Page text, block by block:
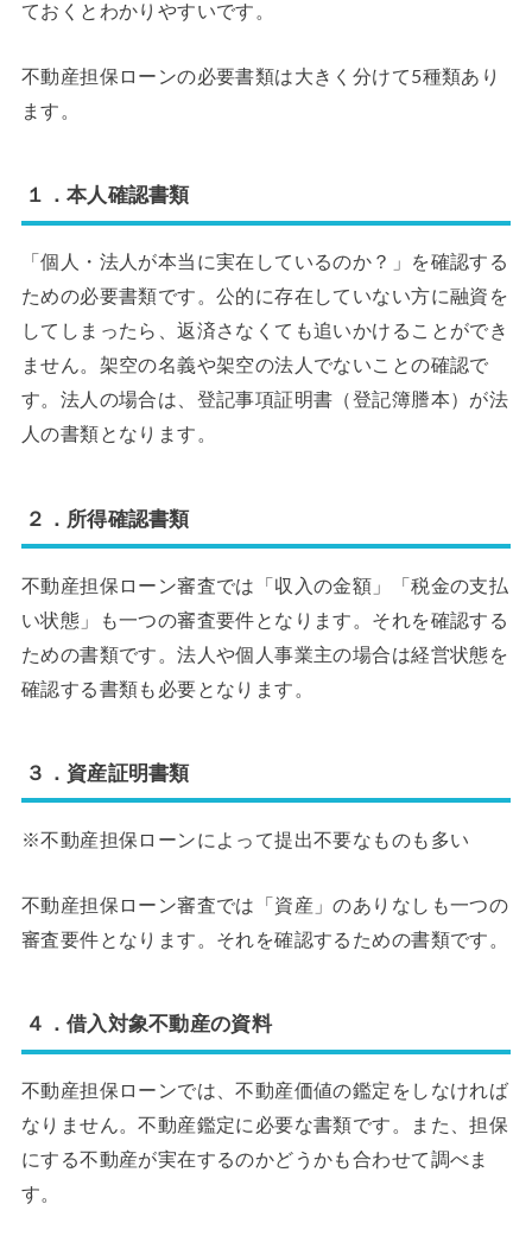
ておくとわかりやすいです。
不動産担保ローンの必要書類は大きく分けて5種類あり
ます。
１．本人確認書類
「個人・法人が本当に実在しているのか？」を確認する
ための必要書類です。公的に存在していない方に融資を
してしまったら、返済さなくても追いかけることができ
ません。架空の名義や架空の法人でないことの確認で
す。法人の場合は、登記事項証明書（登記簿謄本）が法
人の書類となります。
２．所得確認書類
不動産担保ローン審査では「収入の金額」「税金の支払
い状態」も一つの審査要件となります。それを確認する
ための書類です。法人や個人事業主の場合は経営状態を
確認する書類も必要となります。
３．資産証明書類
※不動産担保ローンによって提出不要なものも多い
不動産担保ローン審査では「資産」のありなしも一つの
審査要件となります。それを確認するための書類です。
４．借入対象不動産の資料
不動産担保ローンでは、不動産価値の鑑定をしなければ
なりません。不動産鑑定に必要な書類です。また、担保
にする不動産が実在するのかどうかも合わせて調べま
す。